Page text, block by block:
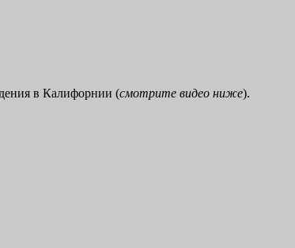
в Калифорнии (смотрите видео ниже).